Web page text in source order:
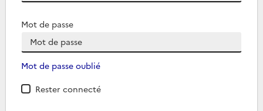
Mot de passe
Mot de passe oublié
Rester connecté